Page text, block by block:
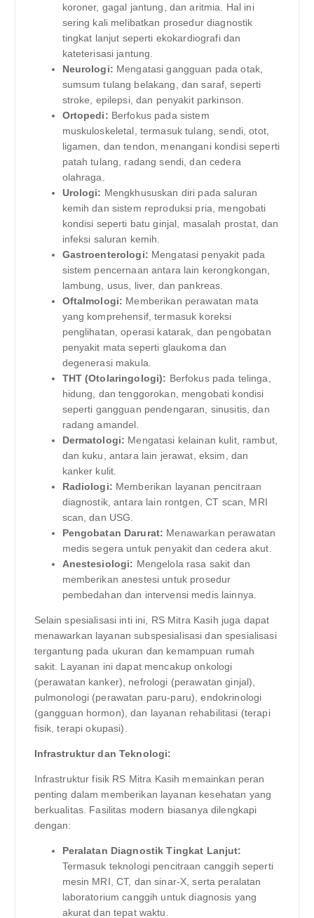
koroner, gagal jantung, dan aritmia. Hal ini
sering kali melibatkan prosedur diagnostik
tingkat lanjut seperti ekokardiografi dan
kateterisasi jantung.
Neurologi: Mengatasi gangguan pada otak,
sumsum tulang belakang, dan saraf, seperti
stroke, epilepsi, dan penyakit parkinson.
Ortopedi: Berfokus pada sistem
muskuloskeletal, termasuk tulang, sendi, otot,
ligamen, dan tendon, menangani kondisi seperti
patah tulang, radang sendi, dan cedera
olahraga.
Urologi: Mengkhususkan diri pada saluran
kemih dan sistem reproduksi pria, mengobati
kondisi seperti batu ginjal, masalah prostat, dan
infeksi saluran kemih.
Gastroenterologi: Mengatasi penyakit pada
sistem pencernaan antara lain kerongkongan,
lambung, usus, liver, dan pankreas.
Oftalmologi: Memberikan perawatan mata
yang komprehensif, termasuk koreksi
penglihatan, operasi katarak, dan pengobatan
penyakit mata seperti glaukoma dan
degenerasi makula.
THT (Otolaringologi): Berfokus pada telinga,
hidung, dan tenggorokan, mengobati kondisi
seperti gangguan pendengaran, sinusitis, dan
radang amandel.
Dermatologi: Mengatasi kelainan kulit, rambut,
dan kuku, antara lain jerawat, eksim, dan
kanker kulit.
Radiologi: Memberikan layanan pencitraan
diagnostik, antara lain rontgen, CT scan, MRI
scan, dan USG.
Pengobatan Darurat: Menawarkan perawatan
medis segera untuk penyakit dan cedera akut.
Anestesiologi: Mengelola rasa sakit dan
memberikan anestesi untuk prosedur
pembedahan dan intervensi medis lainnya.
Selain spesialisasi inti ini, RS Mitra Kasih juga dapat
menawarkan layanan subspesialisasi dan spesialisasi
tergantung pada ukuran dan kemampuan rumah
sakit. Layanan ini dapat mencakup onkologi
(perawatan kanker), nefrologi (perawatan ginjal),
pulmonologi (perawatan paru-paru), endokrinologi
(gangguan hormon), dan layanan rehabilitasi (terapi
fisik, terapi okupasi).
Infrastruktur dan Teknologi:
Infrastruktur fisik RS Mitra Kasih memainkan peran
penting dalam memberikan layanan kesehatan yang
berkualitas. Fasilitas modern biasanya dilengkapi
dengan:
Peralatan Diagnostik Tingkat Lanjut:
Termasuk teknologi pencitraan canggih seperti
mesin MRI, CT, dan sinar-X, serta peralatan
laboratorium canggih untuk diagnosis yang
akurat dan tepat waktu.